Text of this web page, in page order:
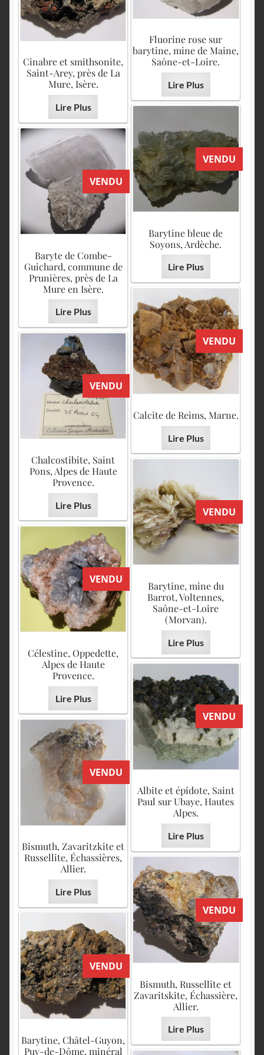
Fluorine rose sur
barytine, mine de Maine,
Saône-et-Loire.
Lire Plus
Cinabre et smithsonite,
Saint-Arey, près de La
Mure, Isère.
Lire Plus
VENDU
Barytine bleue de
Soyons, Ardèche.
Lire Plus
VENDU
Baryte de Combe-
Guichard, commune de
Prunières, près de La
Mure en Isère.
Lire Plus
VENDU
Calcite de Reims, Marne.
Lire Plus
VENDU
Chalcostibite, Saint
Pons, Alpes de Haute
Provence.
Lire Plus
VENDU
Barytine, mine du
Barrot, Voltennes,
Saône-et-Loire
(Morvan).
Lire Plus
VENDU
Célestine, Oppedette,
Alpes de Haute
Provence.
Lire Plus
VENDU
Albite et épidote, Saint
Paul sur Ubaye, Hautes
Alpes.
Lire Plus
VENDU
Bismuth, Zavaritzkite et
Russellite, Échassières,
Allier.
Lire Plus
VENDU
Bismuth, Russellite et
Zavaritskite, Échassière,
Allier.
Lire Plus
VENDU
Barytine, Châtel-Guyon,
Puy-de-Dôme, minéral